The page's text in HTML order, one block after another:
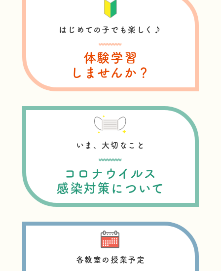
はじめての子でも楽しく♪
体験学習
しませんか？
いま、大切なこと
コロナウイルス
感染対策について
各教室の授業予定